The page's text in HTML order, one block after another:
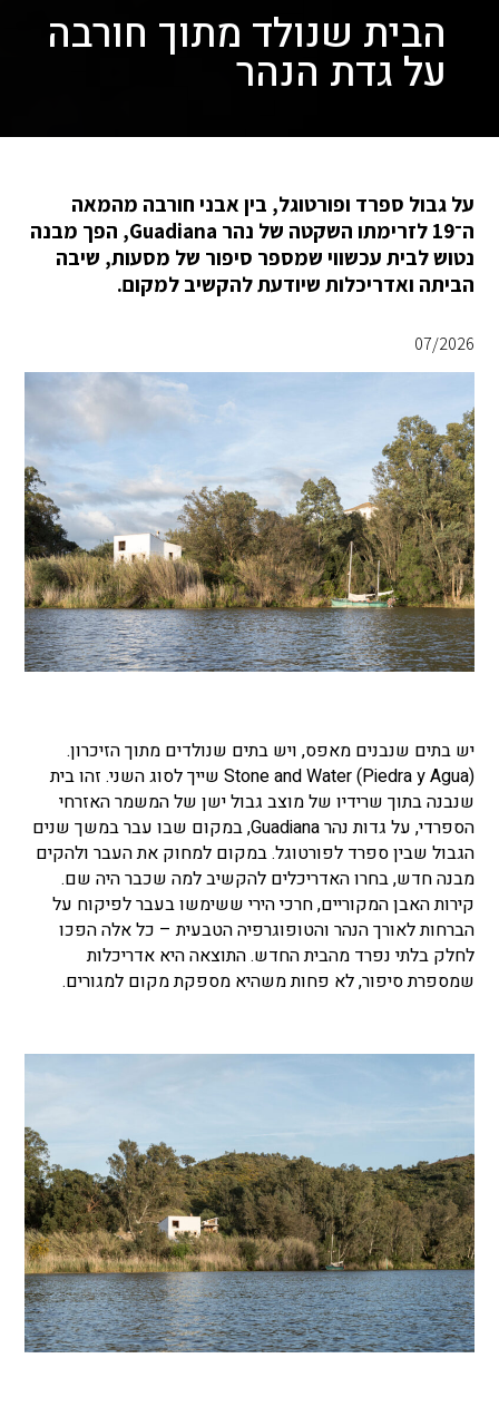
הבית שנולד מתוך חורבה
על גדת הנהר
על גבול ספרד ופורטוגל, בין אבני חורבה מהמאה
ה־19 לזרימתו השקטה של נהר Guadiana, הפך מבנה
נטוש לבית עכשווי שמספר סיפור של מסעות, שיבה
הביתה ואדריכלות שיודעת להקשיב למקום.
07/2026
יש בתים שנבנים מאפס, ויש בתים שנולדים מתוך הזיכרון.
Stone and Water (Piedra y Agua) שייך לסוג השני. זהו בית
שנבנה בתוך שרידיו של מוצב גבול ישן של המשמר האזרחי
הספרדי, על גדות נהר Guadiana, במקום שבו עבר במשך שנים
הגבול שבין ספרד לפורטוגל. במקום למחוק את העבר ולהקים
מבנה חדש, בחרו האדריכלים להקשיב למה שכבר היה שם.
קירות האבן המקוריים, חרכי הירי ששימשו בעבר לפיקוח על
הברחות לאורך הנהר והטופוגרפיה הטבעית – כל אלה הפכו
לחלק בלתי נפרד מהבית החדש. התוצאה היא אדריכלות
שמספרת סיפור, לא פחות משהיא מספקת מקום למגורים.